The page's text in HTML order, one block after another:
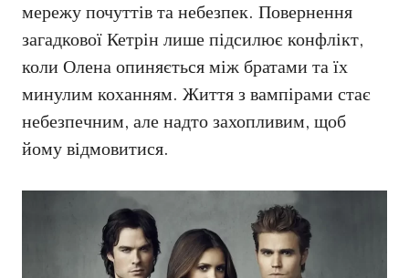
мережу почуттів та небезпек. Повернення
загадкової Кетрін лише підсилює конфлікт,
коли Олена опиняється між братами та їх
минулим коханням. Життя з вампірами стає
небезпечним, але надто захопливим, щоб
йому відмовитися.